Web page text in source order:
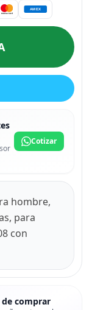
Cotizar
hombre,
para
con
comprar